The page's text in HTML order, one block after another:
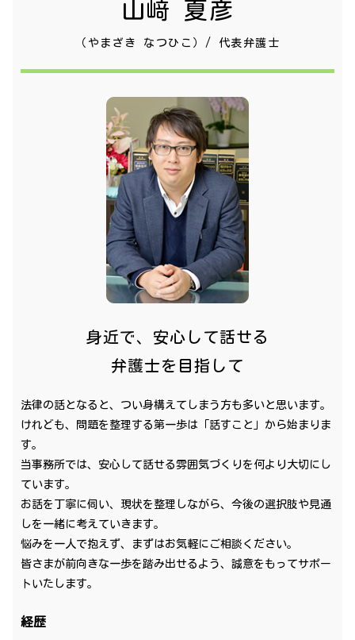
山﨑 夏彦
（やまざき なつひこ）/ 代表弁護士
身近で、安心して話せる
弁護士を目指して
法律の話となると、つい身構えてしまう方も多いと思います。
けれども、問題を整理する第一歩は「話すこと」から始まりま
す。
当事務所では、安心して話せる雰囲気づくりを何より大切にし
ています。
お話を丁寧に伺い、現状を整理しながら、今後の選択肢や見通
しを一緒に考えていきます。
悩みを一人で抱えず、まずはお気軽にご相談ください。
皆さまが前向きな一歩を踏み出せるよう、誠意をもってサポー
トいたします。
経歴